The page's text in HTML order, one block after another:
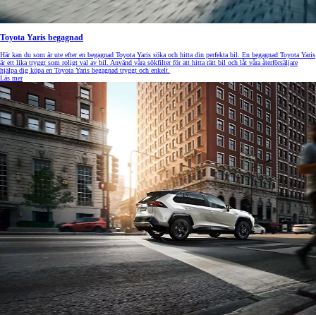
Toyota Yaris begagnad
Här kan du som är ute efter en begagnad Toyota Yaris söka och hitta din perfekta bil. En begagnad Toyota Yaris
är ett lika tryggt som roligt val av bil. Använd våra sökfilter för att hitta rätt bil och låt våra återförsäljare
hjälpa dig köpa en Toyota Yaris begagnad tryggt och enkelt.
Läs mer